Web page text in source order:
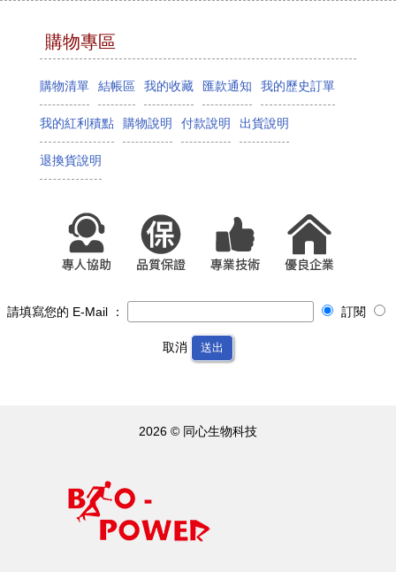
購物專區
購物清單 結帳區 我的收藏 匯款通知 我的歷史訂單
我的紅利積點 購物說明 付款說明 出貨說明
退換貨說明
請填寫您的 E-Mail ： 訂閱
取消 送出
2026 © 同心生物科技